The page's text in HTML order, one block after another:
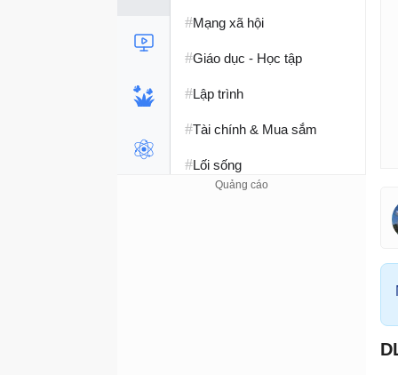
#Mạng xã hội
#Giáo dục - Học tập
#Lập trình
#Tài chính & Mua sắm
#Lối sống